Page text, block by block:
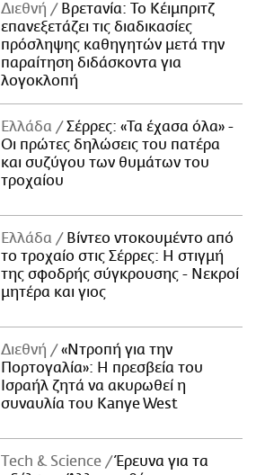
Διεθνή
Βρετανία: Το Κέιμπριτζ
επανεξετάζει τις διαδικασίες
πρόσληψης καθηγητών μετά την
παραίτηση διδάσκοντα για
λογοκλοπή
Ελλάδα
Σέρρες: «Τα έχασα όλα» -
Οι πρώτες δηλώσεις του πατέρα
και συζύγου των θυμάτων του
τροχαίου
Ελλάδα
Βίντεο ντοκουμέντο από
το τροχαίο στις Σέρρες: Η στιγμή
της σφοδρής σύγκρουσης - Νεκροί
μητέρα και γιος
Διεθνή
«Ντροπή για την
Πορτογαλία»: Η πρεσβεία του
Ισραήλ ζητά να ακυρωθεί η
συναυλία του Kanye West
Τech & Science
Έρευνα για τα